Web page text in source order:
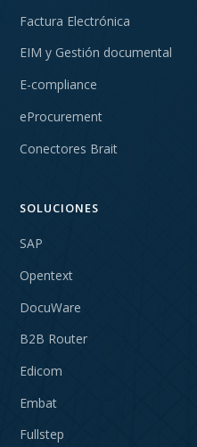
Factura Electrónica
EIM y Gestión documental
E-compliance
eProcurement
Conectores Brait
SOLUCIONES
SAP
Opentext
DocuWare
B2B Router
Edicom
Embat
Fullstep